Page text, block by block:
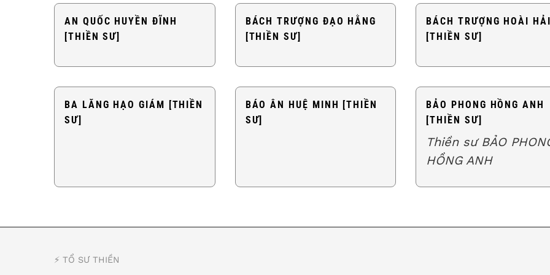
AN QUỐC HUYỀN ĐĨNH
[THIỀN SƯ]
BÁCH TRƯỢNG ĐẠO HẰNG
[THIỀN SƯ]
BÁCH TRƯỢNG HOÀI
[THIỀN SƯ]
BA LĂNG HẠO GIÁM [THIỀN
SƯ]
BÁO ÂN HUỆ MINH [THIỀN
SƯ]
BẢO PHONG HỒNG ANH
[THIỀN SƯ]
Thiền sư BẢO
HỒNG ANH
⚡️ TỔ SƯ THIỀN